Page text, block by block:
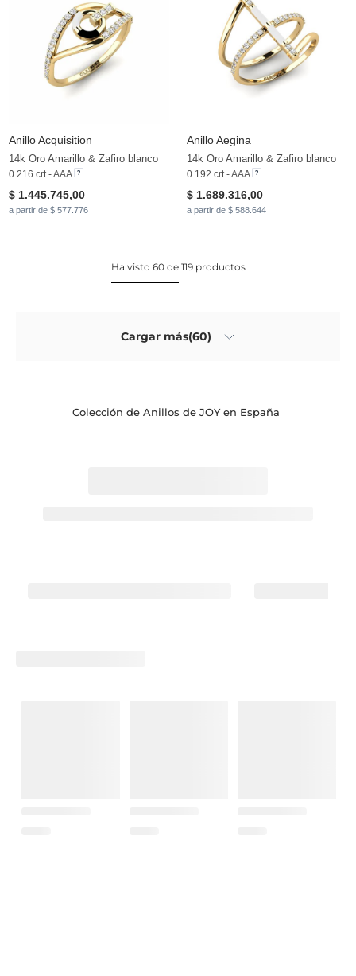
Anillo Acquisition
14k Oro Amarillo & Zafiro blanco
0.216 crt - AAA
$ 1.445.745,00
a partir de $ 577.776
Anillo Aegina
14k Oro Amarillo & Zafiro blanco
0.192 crt - AAA
$ 1.689.316,00
a partir de $ 588.644
Ha visto 60 de 119 productos
Cargar más(60)
Colección de Anillos de JOY en España